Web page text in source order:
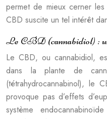
permet de mieux cerner
CBD suscite un tel intérêt
Le CBD (cannabidiol) :
Le CBD, ou cannabidiol,
dans la plante de
(tétrahydrocannabinol), le
provoque pas d’effets
système